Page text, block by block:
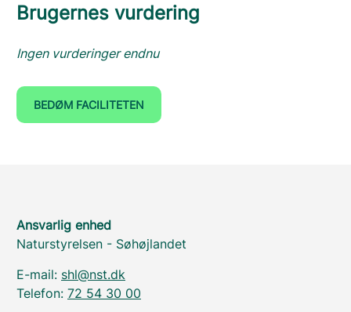
Brugernes vurdering
Ingen vurderinger endnu
BEDØM FACILITETEN
Ansvarlig enhed
Naturstyrelsen - Søhøjlandet
E-mail: shl@nst.dk
Telefon: 72 54 30 00